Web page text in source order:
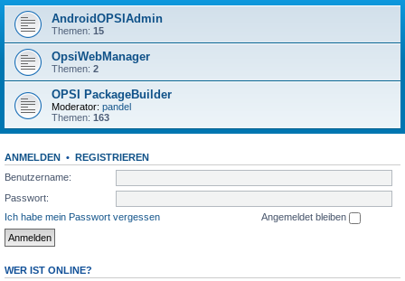
AndroidOPSIAdmin
Themen: 15
OpsiWebManager
Themen: 2
OPSI PackageBuilder
Moderator: pandel
Themen: 163
ANMELDEN • REGISTRIEREN
Benutzername:
Passwort:
Ich habe mein Passwort vergessen
Angemeldet bleiben
WER IST ONLINE?